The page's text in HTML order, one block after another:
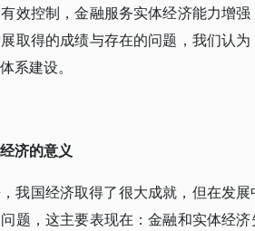
效控制，金融服务实体经济能力增
取得的成绩与存在的问题，我们认
系建设。
济的意义
我国经济取得了很大成就，但在发
题，这主要表现在：金融和实体经